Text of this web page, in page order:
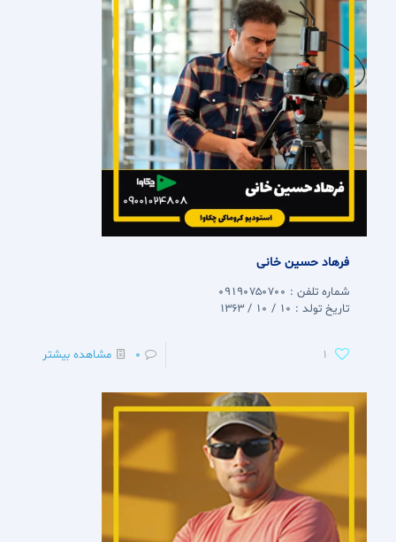
فرهاد حسین خانی
شماره تلفن : 09190750700
تاریخ تولد : 10 / 10 / 1363
1
0 مشاهده بیشتر